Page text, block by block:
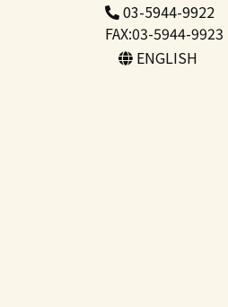
03-5944-9922
FAX:03-5944-9923
ENGLISH